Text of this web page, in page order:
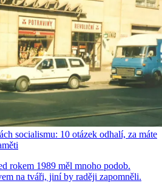
socialismu: 10 otázek odhalí, za máte
rokem 1989 měl mnoho podob.
na tváři, jiní by raději zapomněli.